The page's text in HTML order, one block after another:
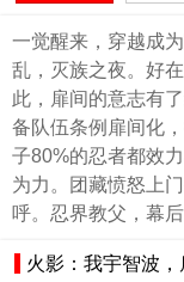
一觉醒来，穿越成
乱，灭族之夜。好
此，扉间的意志有
备队伍条例扉间化
子80%的忍者都效
为力。团藏愤怒上
呼。忍界教父，幕后
火影：我宇智波